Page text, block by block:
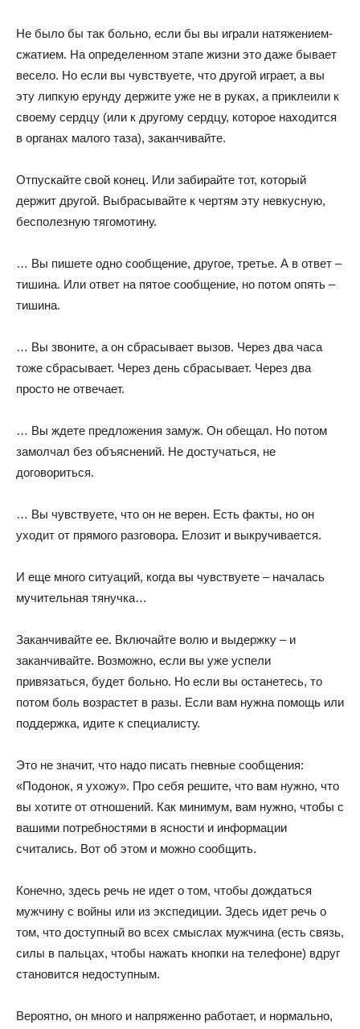
Не было бы так больно, если бы вы играли натяжением-
сжатием. На определенном этапе жизни это даже бывает
весело. Но если вы чувствуете, что другой играет, а вы
эту липкую ерунду держите уже не в руках, а приклеили к
своему сердцу (или к другому сердцу, которое находится
в органах малого таза), заканчивайте.
Отпускайте свой конец. Или забирайте тот, который
держит другой. Выбрасывайте к чертям эту невкусную,
бесполезную тягомотину.
… Вы пишете одно сообщение, другое, третье. А в ответ –
тишина. Или ответ на пятое сообщение, но потом опять –
тишина.
… Вы звоните, а он сбрасывает вызов. Через два часа
тоже сбрасывает. Через день сбрасывает. Через два
просто не отвечает.
… Вы ждете предложения замуж. Он обещал. Но потом
замолчал без объяснений. Не достучаться, не
договориться.
… Вы чувствуете, что он не верен. Есть факты, но он
уходит от прямого разговора. Елозит и выкручивается.
И еще много ситуаций, когда вы чувствуете – началась
мучительная тянучка…
Заканчивайте ее. Включайте волю и выдержку – и
заканчивайте. Возможно, если вы уже успели
привязаться, будет больно. Но если вы останетесь, то
потом боль возрастет в разы. Если вам нужна помощь или
поддержка, идите к специалисту.
Это не значит, что надо писать гневные сообщения:
«Подонок, я ухожу». Про себя решите, что вам нужно, что
вы хотите от отношений. Как минимум, вам нужно, чтобы с
вашими потребностями в ясности и информации
считались. Вот об этом и можно сообщить.
Конечно, здесь речь не идет о том, чтобы дождаться
мужчину с войны или из экспедиции. Здесь идет речь о
том, что доступный во всех смыслах мужчина (есть связь,
силы в пальцах, чтобы нажать кнопки на телефоне) вдруг
становится недоступным.
Вероятно, он много и напряженно работает, и нормально,